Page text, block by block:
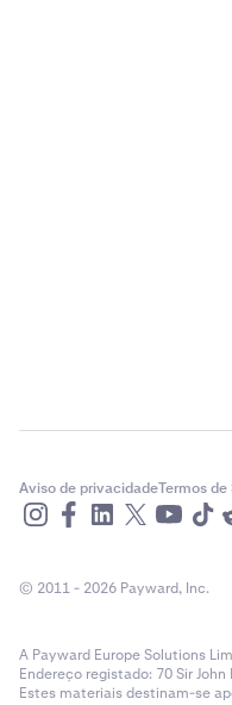
Aviso de privacidadeTermos de
© 2011 - 2026 Payward, Inc.
A Payward Europe Solutions
Endereço registado: 70 Sir John
Estes materiais destinam-se